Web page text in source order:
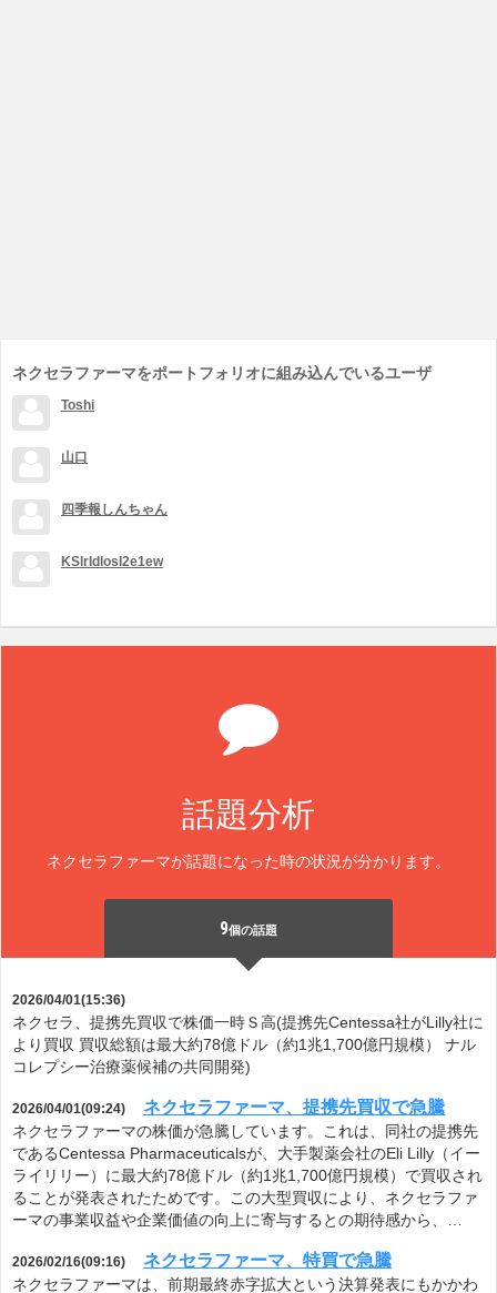
ネクセラファーマをポートフォリオに組み込んでいるユーザ
Toshi
山口
四季報しんちゃん
KSlrIdlosI2e1ew
話題分析
ネクセラファーマが話題になった時の状況が分かります。
9個の話題
2026/04/01(15:36)
ネクセラ、提携先買収で株価一時Ｓ高(提携先Centessa社がLilly社に
より買収 買収総額は最大約78億ドル（約1兆1,700億円規模） ナル
コレプシー治療薬候補の共同開発)
2026/04/01(09:24) ネクセラファーマ、提携先買収で急騰
ネクセラファーマの株価が急騰しています。これは、同社の提携先
であるCentessa Pharmaceuticalsが、大手製薬会社のEli Lilly（イー
ライリリー）に最大約78億ドル（約1兆1,700億円規模）で買収され
ることが発表されたためです。この大型買収により、ネクセラファ
ーマの事業収益や企業価値の向上に寄与するとの期待感から、…
2026/02/16(09:16) ネクセラファーマ、特買で急騰
ネクセラファーマは、前期最終赤字拡大という決算発表にもかかわ